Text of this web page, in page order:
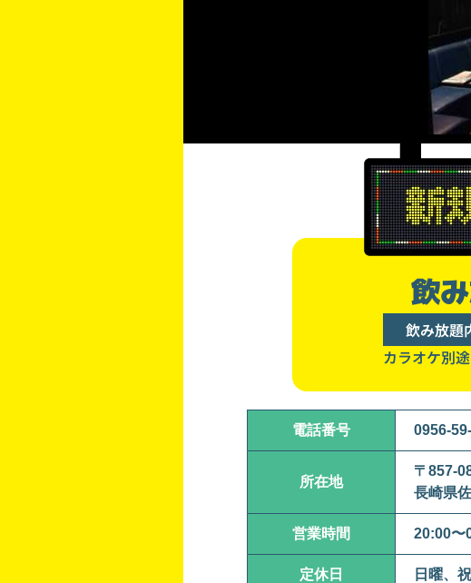
飲
飲み放題
カラオケ別
電話番号 0956-
所在地
〒857-
長崎県
営業時間 20:00〜
定休日 日曜、